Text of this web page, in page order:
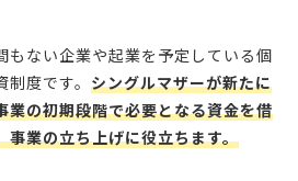
もない企業や起業を予定している個
度です。 シングルマザーが新たに
業の初期段階で必要となる資金を借
事業の立ち上げに役立ちます。